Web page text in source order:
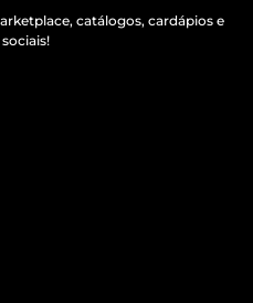
catálogos, cardápios e